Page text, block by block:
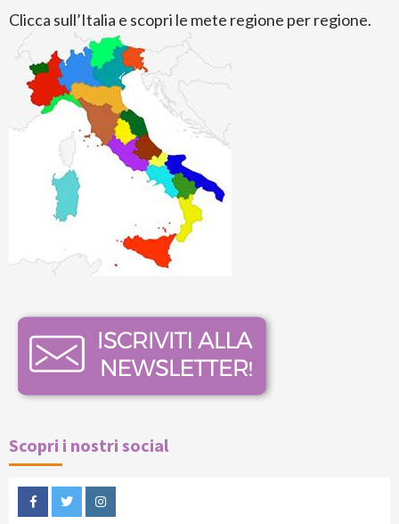
Clicca sull’Italia e scopri le mete regione per regione.
Scopri i nostri social
FacebookTwitterInstagram